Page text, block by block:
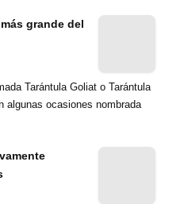
grande del
Tarántula Goliat o Tarántula
algunas ocasiones nombrada